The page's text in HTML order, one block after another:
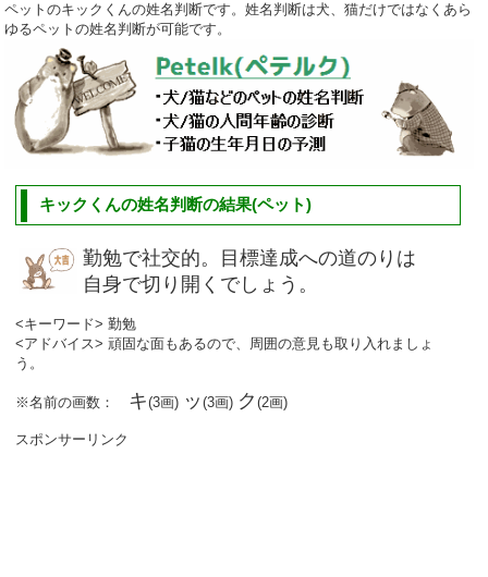
ペットのキックくんの姓名判断です。姓名判断は犬、猫だけではなくあら
ゆるペットの姓名判断が可能です。
キックくんの姓名判断の結果(ペット)
勤勉で社交的。目標達成への道のりは
自身で切り開くでしょう。
<キーワード> 勤勉
<アドバイス> 頑固な面もあるので、周囲の意見も取り入れましょ
う。
※名前の画数： キ(3画) ッ(3画) ク(2画)
スポンサーリンク